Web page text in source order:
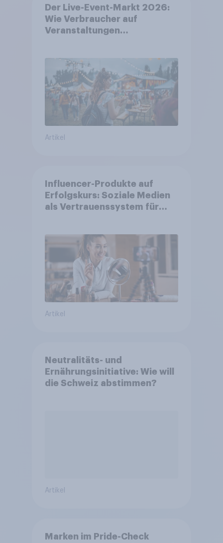
Der Live-Event-Markt 2026:
Wie Verbraucher auf
Veranstaltungen
Artikel
Influencer-Produkte auf
Erfolgskurs: Soziale Medien
als Vertrauenssystem für
Artikel
Neutralitäts- und
Ernährungsinitiative: Wie will
die Schweiz abstimmen?
Artikel
Marken im Pride-Check